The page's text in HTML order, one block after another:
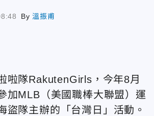
By溫振甫
啦隊RakutenGirls，今年8月
加MLB（美國職棒大聯盟）運
盜隊主辦的「台灣日」活動。